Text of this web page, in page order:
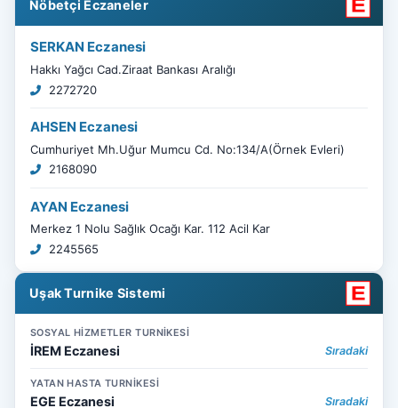
Nöbetçi Eczaneler
SERKAN Eczanesi
Hakkı Yağcı Cad.Ziraat Bankası Aralığı
2272720
AHSEN Eczanesi
Cumhuriyet Mh.Uğur Mumcu Cd. No:134/A(Örnek Evleri)
2168090
AYAN Eczanesi
Merkez 1 Nolu Sağlık Ocağı Kar. 112 Acil Kar
2245565
Uşak Turnike Sistemi
SOSYAL HİZMETLER TURNİKESİ
İREM Eczanesi Sıradaki
YATAN HASTA TURNİKESİ
EGE Eczanesi Sıradaki